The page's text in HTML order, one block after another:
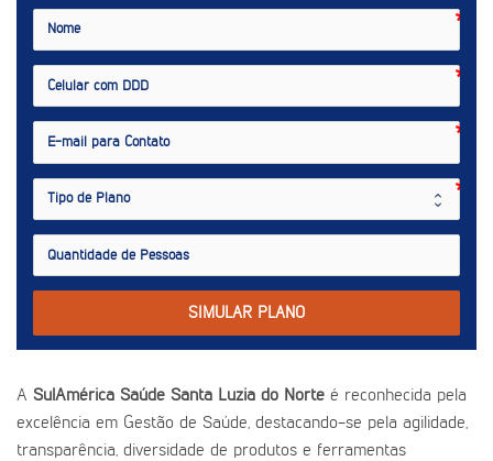
SIMULAR PLANO
A SulAmérica Saúde Santa Luzia do Norte é reconhecida pela
excelência em Gestão de Saúde, destacando-se pela agilidade,
transparência, diversidade de produtos e ferramentas